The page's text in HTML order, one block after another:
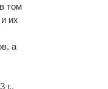
том
их
а
г.,